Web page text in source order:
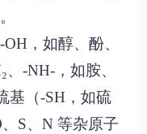
，如醇、酚、
-NH-，如胺、
基（-SH，如硫
S、N 等杂原子